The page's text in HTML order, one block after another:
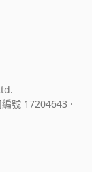
號 17204643 ·